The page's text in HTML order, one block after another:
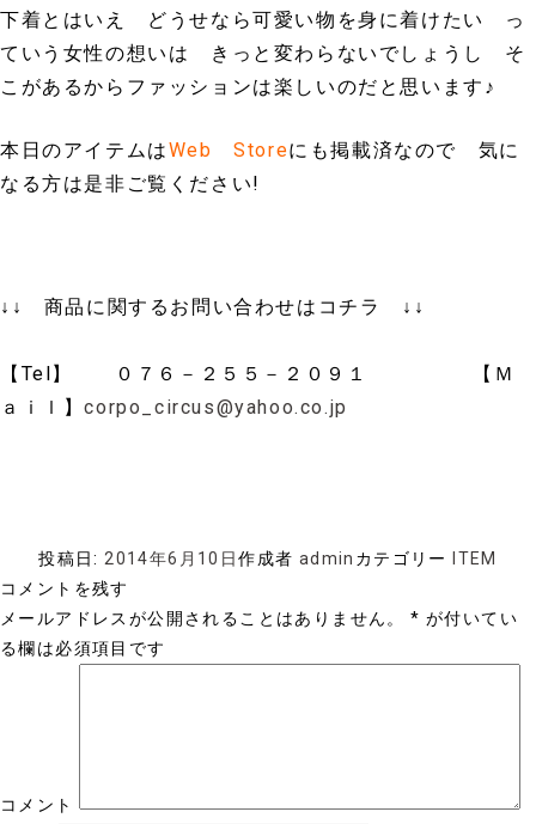
下着とはいえ どうせなら可愛い物を身に着けたい っ
ていう女性の想いは きっと変わらないでしょうし そ
こがあるからファッションは楽しいのだと思います♪
本日のアイテムはWeb Storeにも掲載済なので 気に
なる方は是非ご覧ください!
↓↓ 商品に関するお問い合わせはコチラ ↓↓
【Tel】 ０７６－２５５－２０９１ 【Ｍ
ａｉｌ】corpo_circus@yahoo.co.jp
投稿日: 2014年6月10日作成者 admin カテゴリーITEM
コメントを残す
メールアドレスが公開されることはありません。
* が付いてい
る欄は必須項目です
コメント